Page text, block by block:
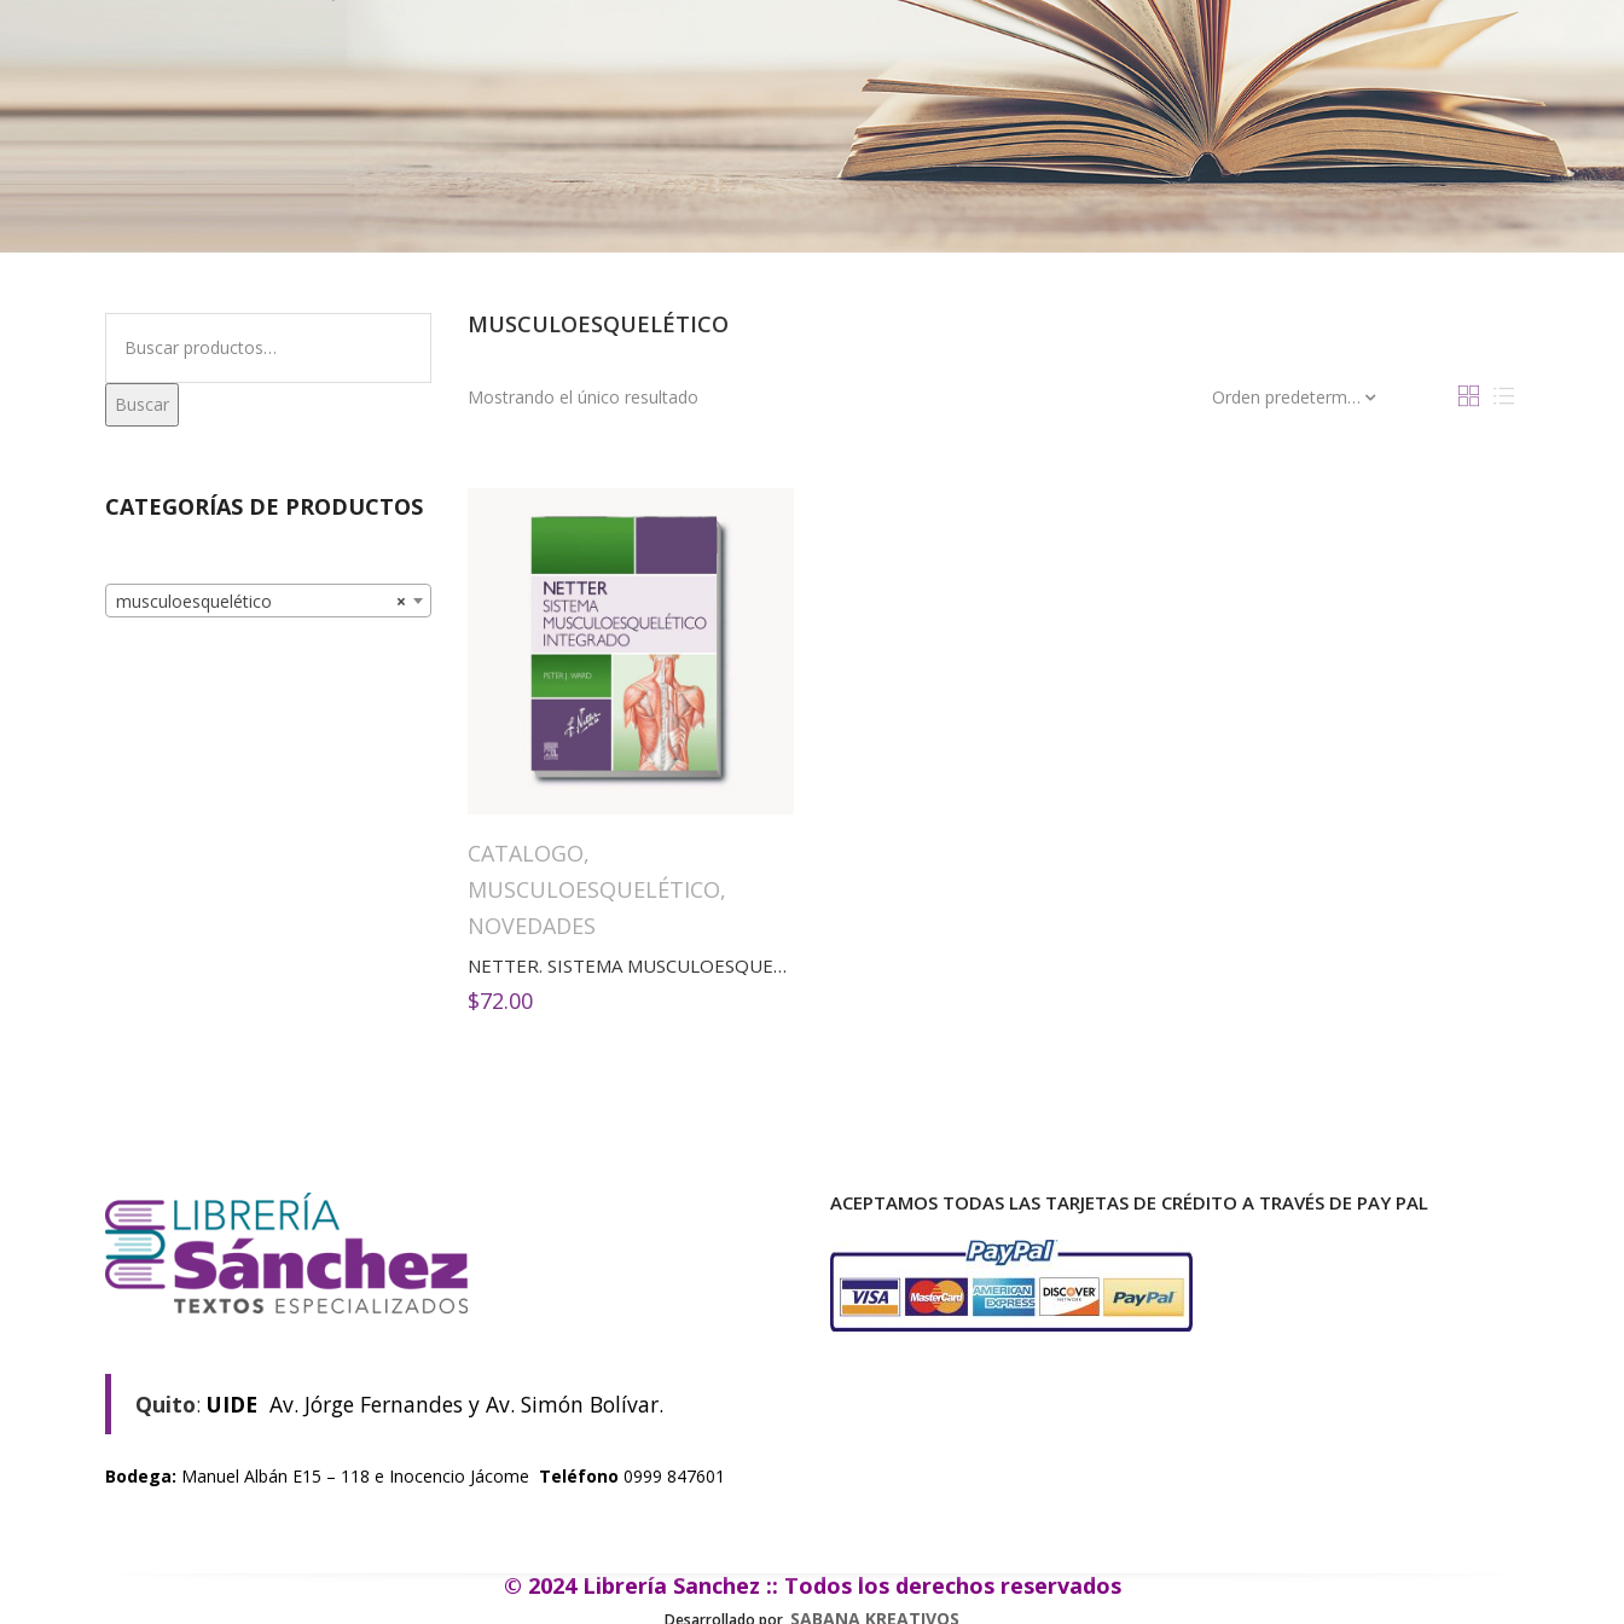
MUSCULOESQUELÉTICO
Mostrando el único resultado Orden predeterminado
CATALOGO,
MUSCULOESQUELÉTICO,
NOVEDADES
NETTER. SISTEMA MUSCULOESQUELÉTICO INTEGRADO
$72.00
Buscar
CATEGORÍAS DE PRODUCTOS
×
musculoesquelético
Quito: UIDE Av. Jórge Fernandes y Av. Simón Bolívar.
Bodega: Manuel Albán E15 – 118 e Inocencio Jácome Teléfono 0999 847601
ACEPTAMOS TODAS LAS TARJETAS DE CRÉDITO A TRAVÉS DE PAY PAL
© 2024 Librería Sanchez :: Todos los derechos reservados
Desarrollado por SABANA KREATIVOS